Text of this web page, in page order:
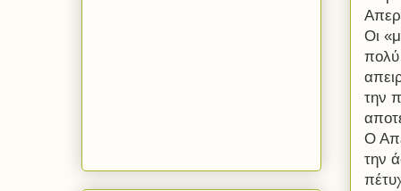
Οι
πολύ
την
Ο
την